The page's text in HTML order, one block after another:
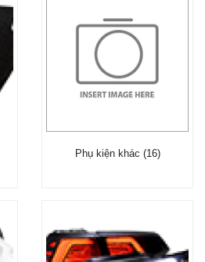
Phụ kiện khác (16)